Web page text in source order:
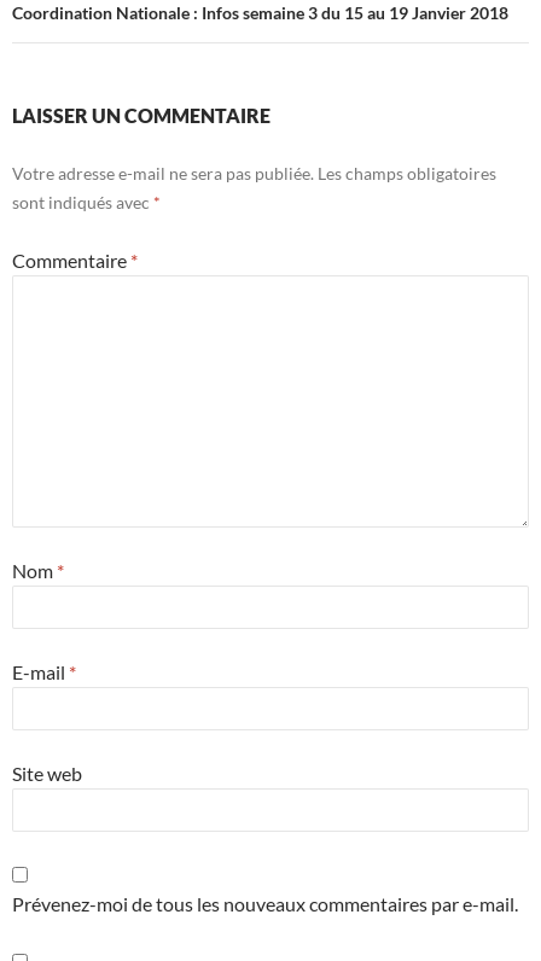
Coordination Nationale : Infos semaine 3 du 15 au 19 Janvier 2018
LAISSER UN COMMENTAIRE
Votre adresse e-mail ne sera pas publiée. Les champs obligatoires
sont indiqués avec *
Commentaire *
Nom *
E-mail *
Site web
Prévenez-moi de tous les nouveaux commentaires par e-mail.